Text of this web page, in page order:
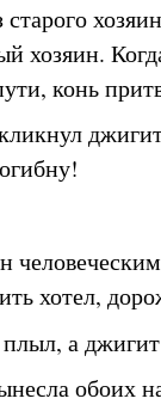
хозяин.
конь
хотел,
а джигит
обоих